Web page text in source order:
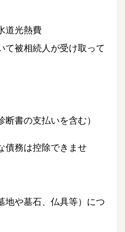
道光熱費
て被相続人が受け取って
断書の支払いを含む）
債務は控除できませ
地や墓石、仏具等）につ